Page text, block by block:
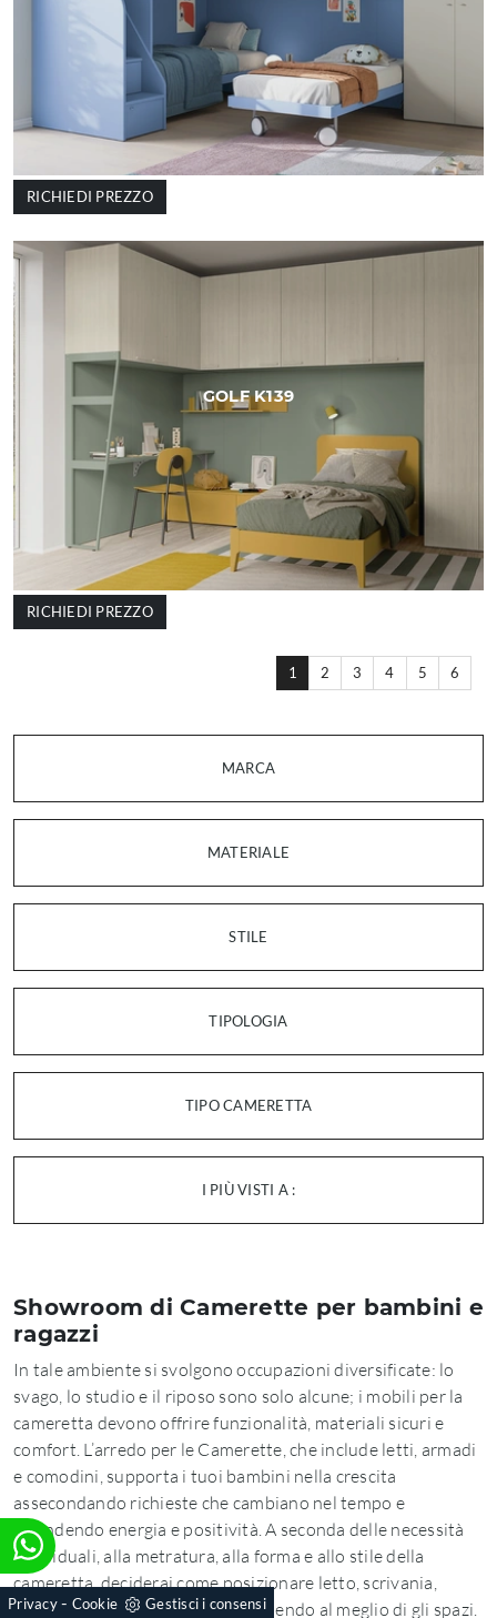
MARCA
MATERIALE
STILE
TIPOLOGIA
TIPO CAMERETTA
I PIÙ VISTI A :
1 2 3 4 5 6
RICHIEDI PREZZO
GOLF K139
RICHIEDI PREZZO
Showroom di Camerette per bambini e
ragazzi
In tale ambiente si svolgono occupazioni diversificate: lo
svago, lo studio e il riposo sono solo alcune; i mobili per la
cameretta devono offrire funzionalità, materiali sicuri e
comfort. L’arredo per le Camerette, che include letti, armadi
e comodini, supporta i tuoi bambini nella crescita
assecondando richieste che cambiano nel tempo e
infondendo energia e positività. A seconda delle necessità
individuali, alla metratura, alla forma e allo stile della
cameretta, deciderai come posizionare letto, scrivania,
comodini, sedie e armadio, usufruendo al meglio di gli spazi.
Privacy- Cookie Gestisci i consensi